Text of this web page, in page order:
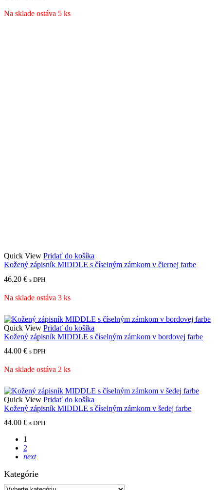
Na sklade ostáva 5 ks
Quick View Pridať do košíka
Kožený zápisník MIDDLE s číselným zámkom v čiernej farbe
46.20 € s DPH
Na sklade ostáva 3 ks
Quick View Pridať do košíka
Kožený zápisník MIDDLE s číselným zámkom v bordovej farbe
44.00 € s DPH
Na sklade ostáva 2 ks
Quick View Pridať do košíka
Kožený zápisník MIDDLE s číselným zámkom v šedej farbe
44.00 € s DPH
1
2
next
Kategórie